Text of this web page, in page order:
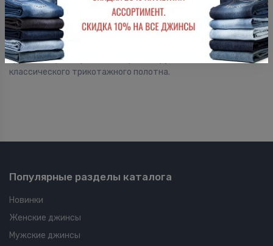
Описание
Мужская футболка F5, Regular fit (полуприлегающий силуэт),
круглый вырез горловины, короткий рукав. Выполнена из
классического трикотажного полотна.
Популярные разделы каталога
Новинки
Женские джинсы
Мужские джинсы